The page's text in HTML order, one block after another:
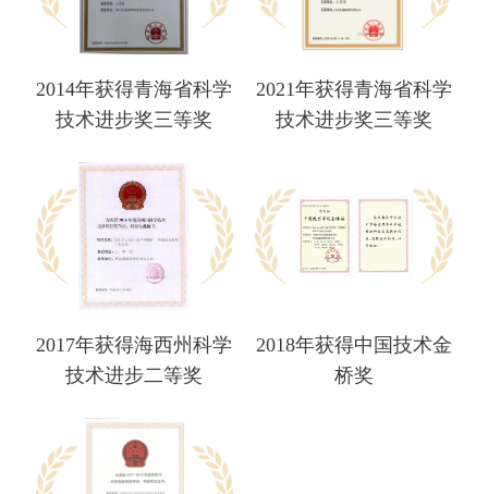
2014年获得青海省科学
技术进步奖三等奖
2021年获得青海省科学
技术进步奖三等奖
2017年获得海西州科学
技术进步二等奖
2018年获得中国技术金
桥奖